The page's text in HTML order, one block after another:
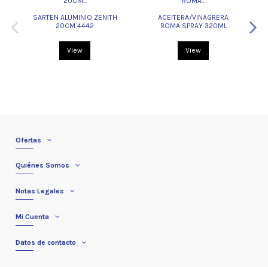
SARTEN ALUMINIO ZENITH
20CM 4442
View
ACEITERA/VINAGRERA
ROMA SPRAY 320ML
View
Ofertas
Quiénes Somos
Notas Legales
Mi Cuenta
Datos de contacto